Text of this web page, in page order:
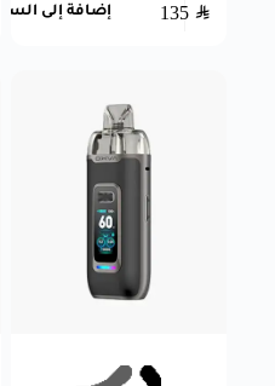
135 SAR إضافة إلى السلة